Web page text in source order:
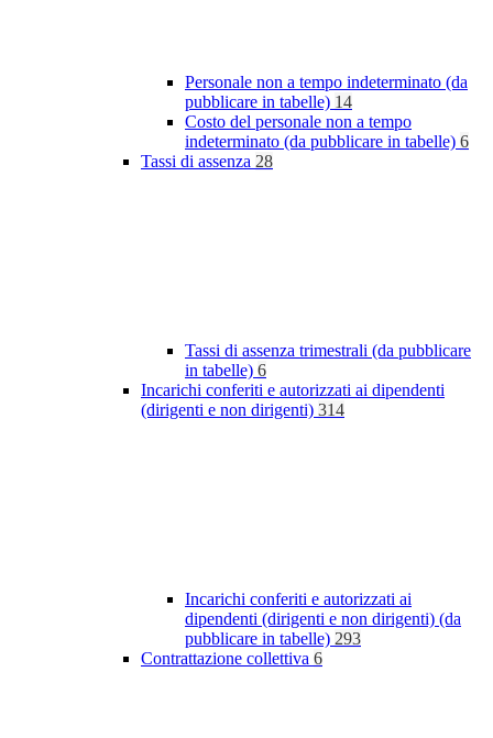
Personale non a tempo indeterminato (da
pubblicare in tabelle) 14
Costo del personale non a tempo
indeterminato (da pubblicare in tabelle) 6
Tassi di assenza 28
Tassi di assenza trimestrali (da pubblicare
in tabelle) 6
Incarichi conferiti e autorizzati ai dipendenti
(dirigenti e non dirigenti) 314
Incarichi conferiti e autorizzati ai
dipendenti (dirigenti e non dirigenti) (da
pubblicare in tabelle) 293
Contrattazione collettiva 6